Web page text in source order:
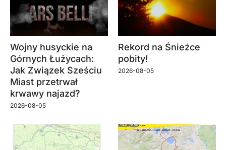
Wojny husyckie na
Górnych Łużycach:
Jak Związek Sześciu
Miast przetrwał
krwawy najazd?
2026-08-05
Rekord na Śnieżce
pobity!
2026-08-05